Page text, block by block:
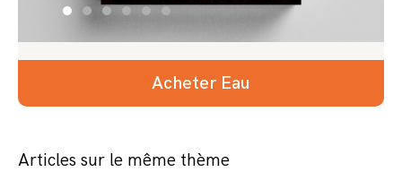
Acheter Eau
Articles sur le même thème